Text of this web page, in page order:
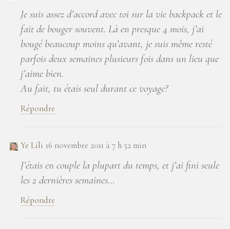
Je suis assez d’accord avec toi sur la vie backpack et le
fait de bouger souvent. Là en presque 4 mois, j’ai
bougé beaucoup moins qu’avant, je suis même resté
parfois deux semaines plusieurs fois dans un lieu que
j’aime bien.
Au fait, tu étais seul durant ce voyage?
Répondre
Ye Lili 16 novembre 2011 à 7 h 52 min
J’étais en couple la plupart du temps, et j’ai fini seule
les 2 dernières semaines…
Répondre